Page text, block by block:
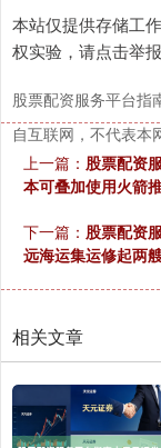
本站仅提供存储工
权实验，请点击举报
股票配资服务平台指
自互联网，不代表本
上一篇： 股票配资
本可叠加使用火箭
下一篇： 股票配资
远海运集运修起两
相关文章